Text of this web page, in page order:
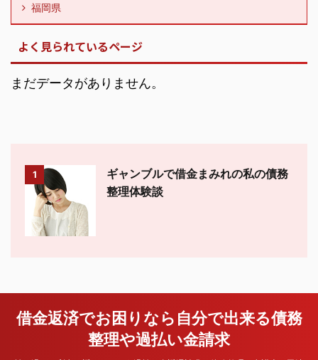
福岡県
よく見られているページ
まだデータがありません。
1
ギャンブルで借金まみれの私の債務
整理体験談
借金返済でお困りなら自分で出来る債務
整理や過払い金請求